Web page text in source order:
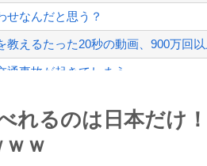
首を絞め、暴動第二波不可避へ
せなんだと思う？
教えるたった20秒の動画、900万回
通事故が起きてしまう。
ら「エンジニア」になるという選択
れるのは日本だけ
ｗ